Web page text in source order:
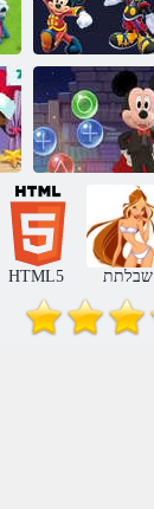
סואמ יקימ לש
ןורכיז יסיטרכל
המאתה
תוצפוק תועוב
HTML5 שבלתת